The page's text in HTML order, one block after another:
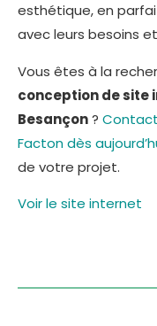
esthétique, en
avec leurs besoins
Vous êtes à la
conception de site
Besançon?
Facton dès
de votre projet.
Voir le site internet